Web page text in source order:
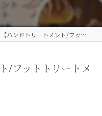
【ハンドトリートメント/フットトリートメント/ヘッドトリート...
/フットトリートメ